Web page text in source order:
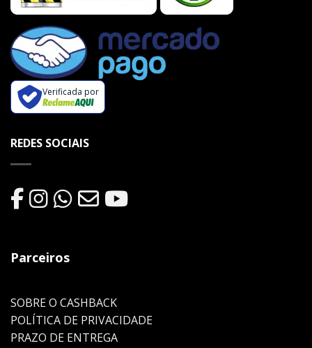
Verificada por
REDES SOCIAIS
Parceiros
SOBRE O CASHBACK
POLÍTICA DE PRIVACIDADE
PRAZO DE ENTREGA